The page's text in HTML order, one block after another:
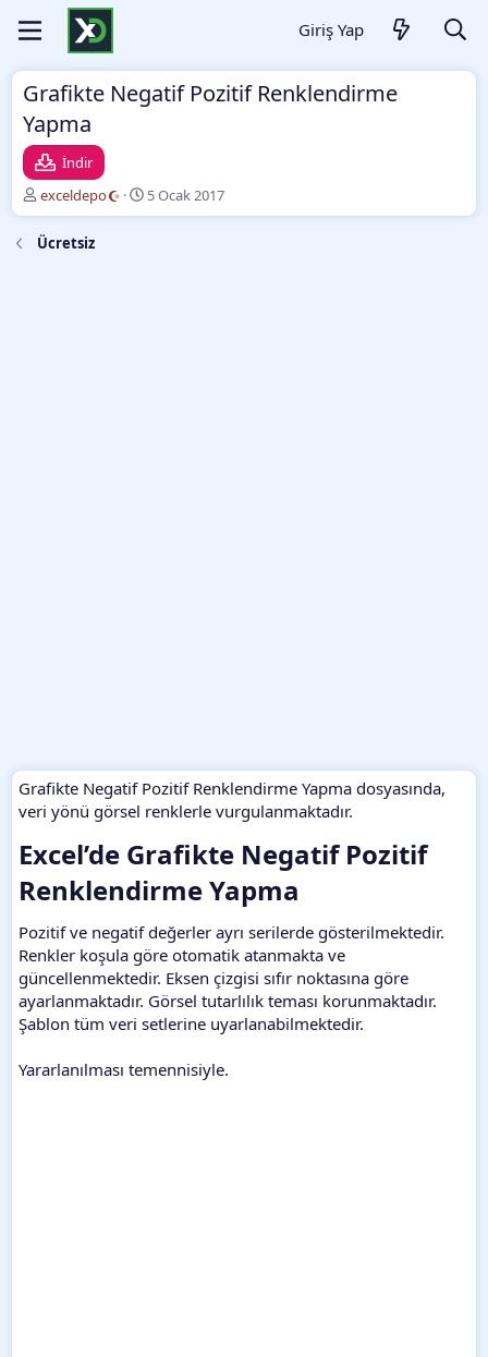
Giriş Yap
Grafikte Negatif Pozitif Renklendirme
Yapma
İndir
Y
a
z
a
exceldepo
O
l
5 Ocak 2017
Ücretsiz
Grafikte Negatif Pozitif Renklendirme Yapma dosyasında,
veri yönü görsel renklerle vurgulanmaktadır.
Excel’de Grafikte Negatif Pozitif
Renklendirme Yapma​
Pozitif ve negatif değerler ayrı serilerde gösterilmektedir.
Renkler koşula göre otomatik atanmakta ve
güncellenmektedir. Eksen çizgisi sıfır noktasına göre
ayarlanmaktadır. Görsel tutarlılık teması korunmaktadır.
Şablon tüm veri setlerine uyarlanabilmektedir.
Yararlanılması temennisiyle.